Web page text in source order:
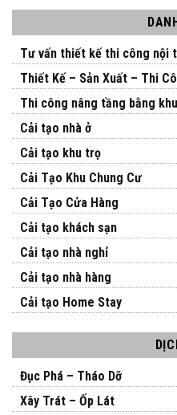
Tư vấn thiết kế thi công nội
Thiết Kế – Sản Xuất – Thi
Thi công nâng tầng bằng
Cải tạo nhà ở
Cải tạo khu trọ
Cải Tạo Khu Chung Cư
Cải Tạo Cửa Hàng
Cải tạo khách sạn
Cải tạo nhà nghỉ
Cải tạo nhà hàng
Cải tạo Home Stay
Đục Phá – Tháo Dỡ
Xây Trát – Ốp Lát